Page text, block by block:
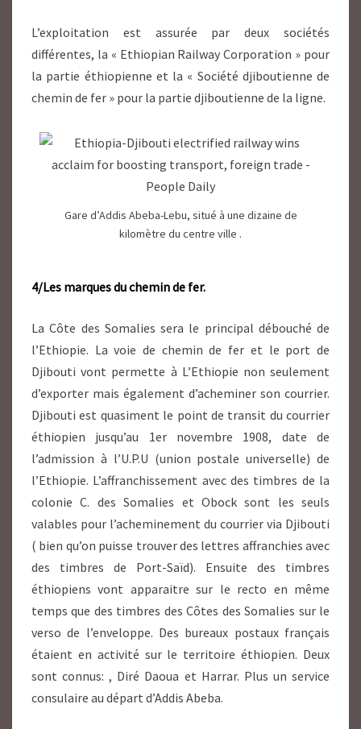
L’exploitation est assurée par deux sociétés
différentes, la « Ethiopian Railway Corporation » pour
la partie éthiopienne et la « Société djiboutienne de
chemin de fer » pour la partie djiboutienne de la ligne.
Gare d’Addis Abeba-Lebu, situé à une dizaine de
kilomètre du centre ville .
4/Les marques du chemin de fer.
La Côte des Somalies sera le principal débouché de
l’Ethiopie. La voie de chemin de fer et le port de
Djibouti vont permette à L’Ethiopie non seulement
d’exporter mais également d’acheminer son courrier.
Djibouti est quasiment le point de transit du courrier
éthiopien jusqu’au 1er novembre 1908, date de
l’admission à l’U.P.U (union postale universelle) de
l’Ethiopie. L’affranchissement avec des timbres de la
colonie C. des Somalies et Obock sont les seuls
valables pour l’acheminement du courrier via Djibouti
( bien qu’on puisse trouver des lettres affranchies avec
des timbres de Port-Saïd). Ensuite des timbres
éthiopiens vont apparaitre sur le recto en même
temps que des timbres des Côtes des Somalies sur le
verso de l’enveloppe. Des bureaux postaux français
étaient en activité sur le territoire éthiopien. Deux
sont connus: , Diré Daoua et Harrar. Plus un service
consulaire au départ d’Addis Abeba.